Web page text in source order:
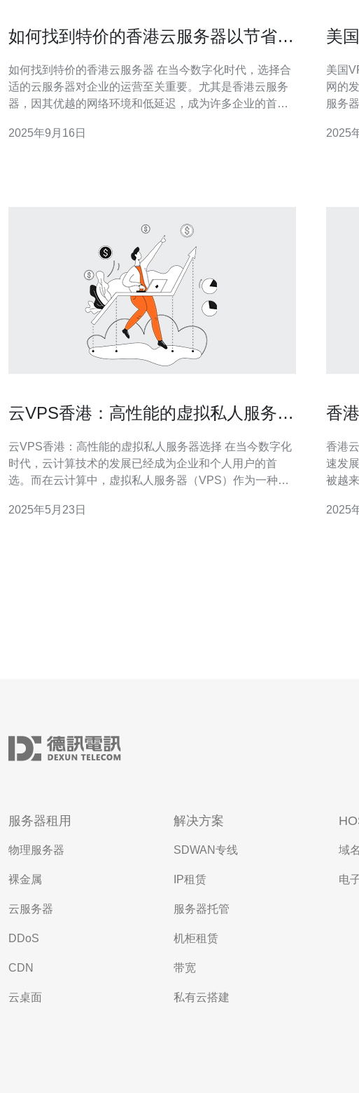
如何找到特价的香港云服务器以节省成
如何找到特价的香港云服务器 在当今数字化时代，选择合
适的云服务器对企业的运营至关重要。尤其是香港云服务
器，因其优越的网络环境和低延迟，成为许多企业的首
以下是三个精华要点： 了解市场行情 利用折扣活动 选择
2025年9月16日
美
美国
网的
服务
两种
2025
云VPS香港：高性能的虚拟私人服务器
云VPS香港：高性能的虚拟私人服务器选择 在当今数字化
时代，云计算技术的发展已经成为企业和个人用户的首
选。而在云计算中，虚拟私人服务器（VPS）作为一种灵
香港的云VPS是一个非常优质的选择。 香港作为一个国际
2025年5月23日
香
香港云服
速发
被越
关注
2025
服务器租用
物理服务器
裸金属
云服务器
DDoS
CDN
云桌面
解决方案
SDWAN专线
IP租赁
服务器托管
机柜租赁
带宽
私有云搭建
域名
电